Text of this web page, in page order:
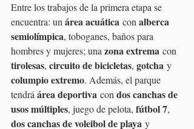
Entre los trabajos de la primera etapa se
encuentra: un área acuática con alberca
semiolímpica, toboganes, baños para
hombres y mujeres; una zona extrema con
tirolesas, circuito de bicicletas, gotcha y
columpio extremo. Además, el parque
tendrá área deportiva con dos canchas de
usos múltiples, juego de pelota, fútbol 7,
dos canchas de voleibol de playa y